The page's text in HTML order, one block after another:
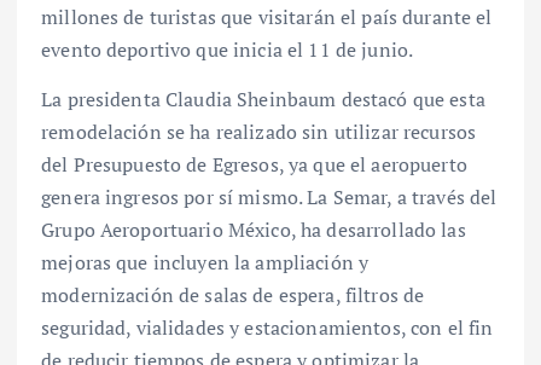
millones de turistas que visitarán el país durante el
evento deportivo que inicia el 11 de junio.
La presidenta Claudia Sheinbaum destacó que esta
remodelación se ha realizado sin utilizar recursos
del Presupuesto de Egresos, ya que el aeropuerto
genera ingresos por sí mismo. La Semar, a través del
Grupo Aeroportuario México, ha desarrollado las
mejoras que incluyen la ampliación y
modernización de salas de espera, filtros de
seguridad, vialidades y estacionamientos, con el fin